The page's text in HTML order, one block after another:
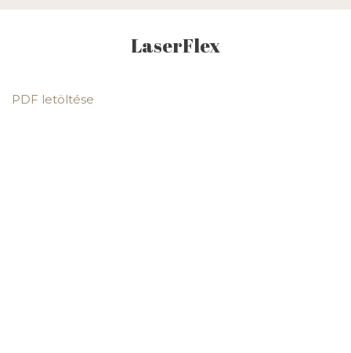
LaserFlex
PDF letöltése